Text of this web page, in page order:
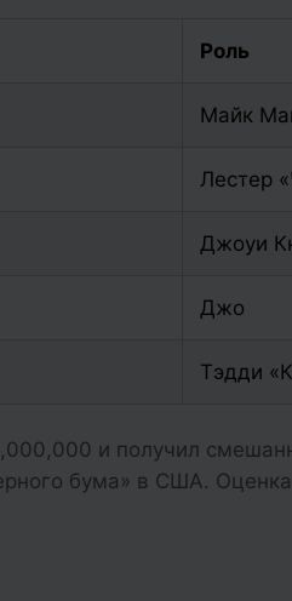
Роль
Майк
Лестер
Джоуи
Джо
Тэдди
и получил
бума» в США.